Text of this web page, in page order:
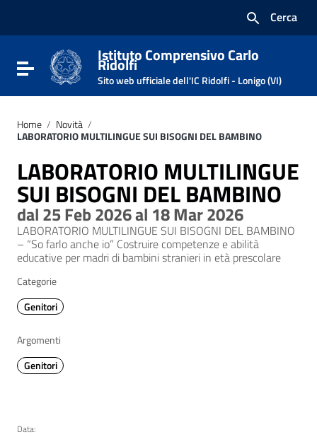
Vai al footer
Cerca
Attiva / disattiva la navigazione
Istituto Comprensivo Carlo
Ridolfi
Sito web ufficiale dell'IC Ridolfi - Lonigo (VI)
Home / Novità /
LABORATORIO MULTILINGUE SUI BISOGNI DEL BAMBINO
LABORATORIO MULTILINGUE
SUI BISOGNI DEL BAMBINO
dal 25 Feb 2026 al 18 Mar 2026
LABORATORIO MULTILINGUE SUI BISOGNI DEL BAMBINO
– “So farlo anche io” Costruire competenze e abilità
educative per madri di bambini stranieri in età prescolare
Categorie
Genitori
Argomenti
Genitori
Data: